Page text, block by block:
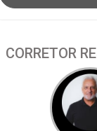
CORRETOR